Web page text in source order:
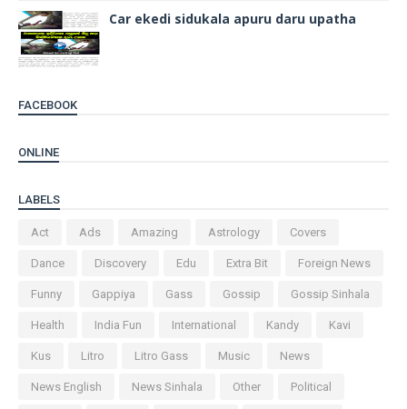
Car ekedi sidukala apuru daru upatha
FACEBOOK
ONLINE
LABELS
Act Ads Amazing Astrology Covers
Dance Discovery Edu Extra Bit Foreign News
Funny Gappiya Gass Gossip Gossip Sinhala
Health India Fun International Kandy Kavi
Kus Litro Litro Gass Music News
News English News Sinhala Other Political